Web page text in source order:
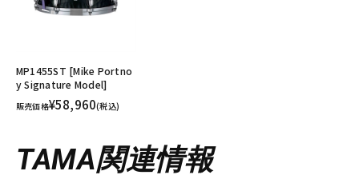
MP1455ST [Mike Portno
y Signature Model]
販売価格¥58,960(税込)
TAMA関連情報